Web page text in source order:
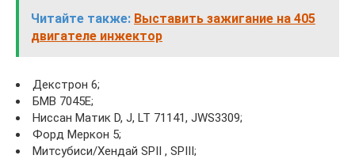
Читайте также: Выставить зажигание на 405
двигателе инжектор
Декстрон 6;
БМВ 7045E;
Ниссан Матик D, J, LT 71141, JWS3309;
Форд Меркон 5;
Митсубиси/Хендай SPII , SPIII;